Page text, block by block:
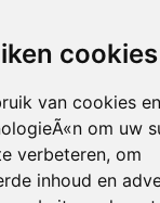
cookies
van cookies
om uw
verbeteren, om
inhoud en